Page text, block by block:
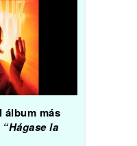
álbum más
“Hágase la